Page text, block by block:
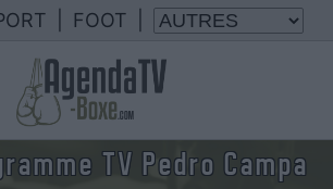
FOOT
TV Pedro Campa